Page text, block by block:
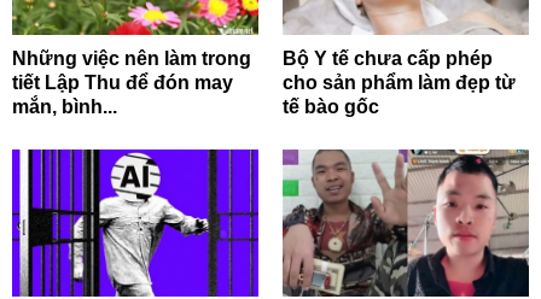
Những việc nên làm trong
tiết Lập Thu để đón may
mắn, bình...
Bộ Y tế chưa cấp phép
cho sản phẩm làm đẹp từ
tế bào gốc